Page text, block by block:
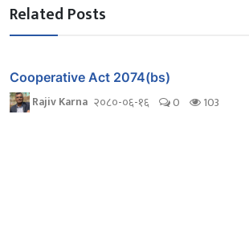
Related Posts
Cooperative Act 2074(bs)
Rajiv Karna २०८०-०६-१६ 0 103